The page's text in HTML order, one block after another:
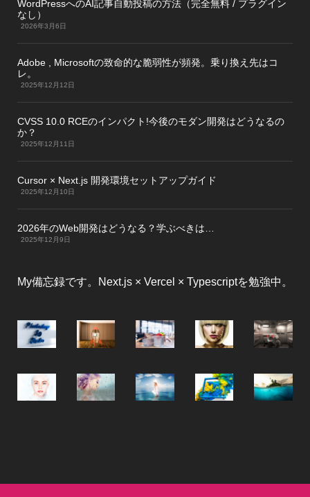
WordPressへのAI記事自動投稿の方法（完全無料 / プラグイン
なし）
2026年3月6日
Adobe , Microsoftの致命的な脆弱性が頻発。乗り換え先はコ
レ。
2025年12月12日
CVSS 10.0 RCEのインパクト!今後のモダン開発はどうなるの
か？
2025年12月11日
Cursor × Next.js 開発環境セットアップガイド
2025年12月10日
2026年のWeb開発はどうなる？学ぶべきは…
2025年12月9日
My備忘録です。Next.js × Vercel × Typescriptを勉強中。